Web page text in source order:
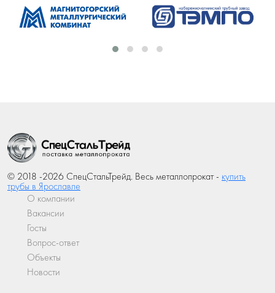
© 2018 -2026 СпецСтальТрейд. Весь металлопрокат - купить
трубы в Ярославле
О компании
Вакансии
Госты
Вопрос-ответ
Объекты
Новости